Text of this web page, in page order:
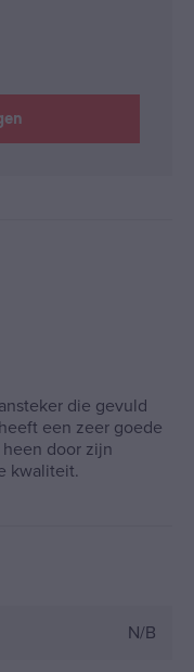
die gevuld
een zeer goede
door zijn
kwaliteit.
N/B